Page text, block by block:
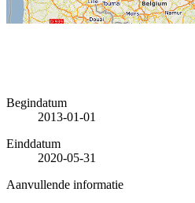
Begindatum
2013-01-01
Einddatum
2020-05-31
Aanvullende informatie